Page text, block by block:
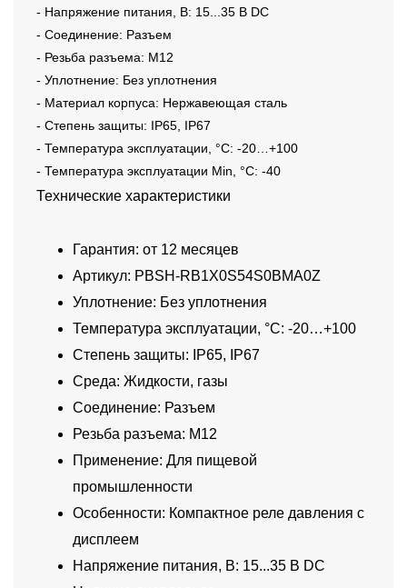
- Напряжение питания, В: 15...35 В DC
- Соединение: Разъем
- Резьба разъема: M12
- Уплотнение: Без уплотнения
- Материал корпуса: Нержавеющая сталь
- Степень защиты: IP65, IP67
- Температура эксплуатации, °C: -20…+100
- Температура эксплуатации Min, °C: -40
Технические характеристики
Гарантия: от 12 месяцев
Артикул: PBSH-RB1X0S54S0BMA0Z
Уплотнение: Без уплотнения
Температура эксплуатации, °C: -20…+100
Степень защиты: IP65, IP67
Среда: Жидкости, газы
Соединение: Разъем
Резьба разъема: M12
Применение: Для пищевой
промышленности
Особенности: Компактное реле давления с
дисплеем
Напряжение питания, В: 15...35 В DC